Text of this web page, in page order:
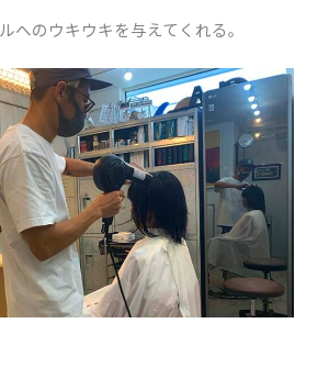
へのウキウキを与えてくれる。